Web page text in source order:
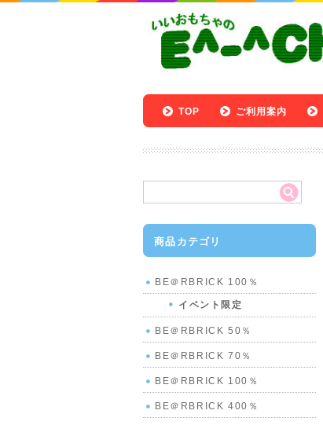
TOP ご利用案内
商品カテゴリ
BE＠RBRICK 100％
イベント限定
BE＠RBRICK 50％
BE＠RBRICK 70％
BE＠RBRICK 100％
BE＠RBRICK 400％